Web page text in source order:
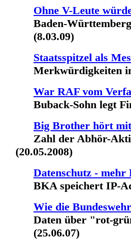
Ohne V-Leute
Baden-
(8.03.09)
Staatsspitzel als
Merkwürdigkeiten
War RAF vom
Buback-Sohn legt
Big Brother hört mit
Zahl der Abhör-
(20.05.2008)
Datenschutz - mehr
BKA speichert IP-
Wie die
Daten über "rot-
(25.06.07)